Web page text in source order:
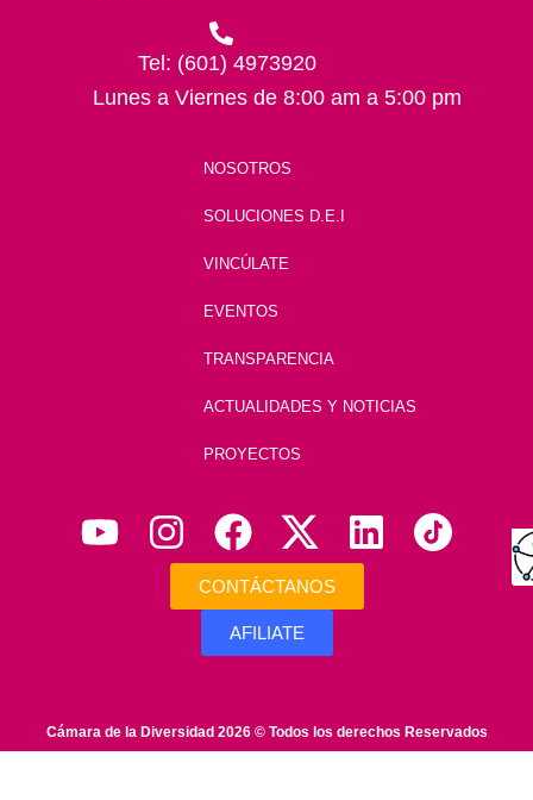
Tel: (601) 4973920
Lunes a Viernes de 8:00 am a 5:00 pm
NOSOTROS
SOLUCIONES D.E.I
VINCÚLATE
EVENTOS
TRANSPARENCIA
ACTUALIDADES Y NOTICIAS
PROYECTOS
CONTÁCTANOS
AFILIATE
Cámara de la Diversidad 2026 © Todos los derechos Reservados